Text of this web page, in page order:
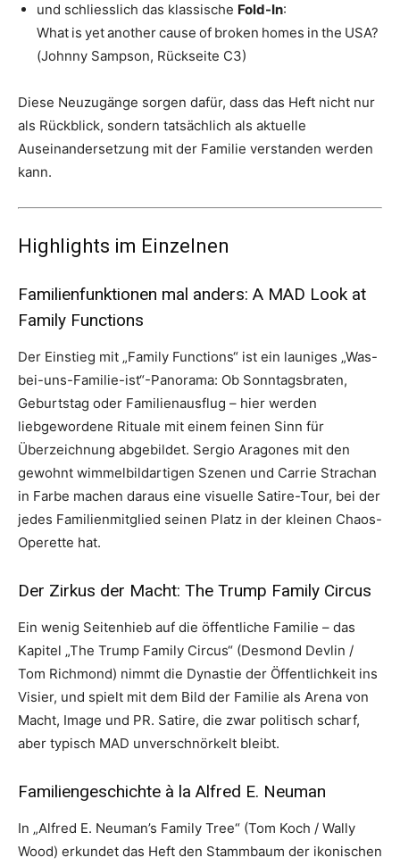
und schliesslich das klassische Fold-In:
What is yet another cause of broken homes in the USA?
(Johnny Sampson, Rückseite C3)
Diese Neuzugänge sorgen dafür, dass das Heft nicht nur
als Rückblick, sondern tatsächlich als aktuelle
Auseinandersetzung mit der Familie verstanden werden
kann.
Highlights im Einzelnen
Familienfunktionen mal anders: A MAD Look at
Family Functions
Der Einstieg mit „Family Functions“ ist ein launiges „Was-
bei-uns-Familie-ist“-Panorama: Ob Sonntagsbraten,
Geburtstag oder Familienausflug – hier werden
liebgewordene Rituale mit einem feinen Sinn für
Überzeichnung abgebildet. Sergio Aragones mit den
gewohnt wimmelbildartigen Szenen und Carrie Strachan
in Farbe machen daraus eine visuelle Satire-Tour, bei der
jedes Familienmitglied seinen Platz in der kleinen Chaos-
Operette hat.
Der Zirkus der Macht: The Trump Family Circus
Ein wenig Seitenhieb auf die öffentliche Familie – das
Kapitel „The Trump Family Circus“ (Desmond Devlin /
Tom Richmond) nimmt die Dynastie der Öffentlichkeit ins
Visier, und spielt mit dem Bild der Familie als Arena von
Macht, Image und PR. Satire, die zwar politisch scharf,
aber typisch MAD unverschnörkelt bleibt.
Familiengeschichte à la Alfred E. Neuman
In „Alfred E. Neuman’s Family Tree“ (Tom Koch / Wally
Wood) erkundet das Heft den Stammbaum der ikonischen